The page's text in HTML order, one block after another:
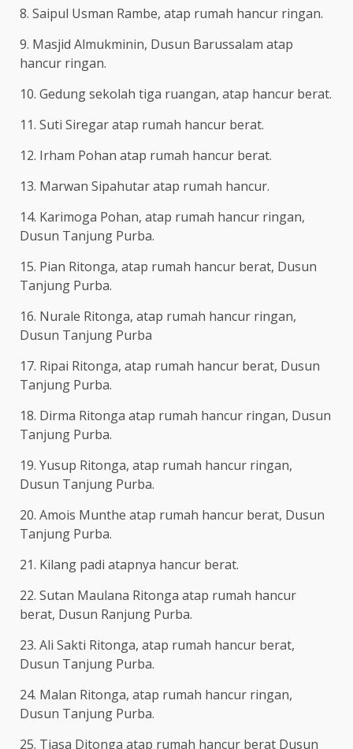
8. Saipul Usman Rambe, atap rumah hancur ringan.
9. Masjid Almukminin, Dusun Barussalam atap
hancur ringan.
10. Gedung sekolah tiga ruangan, atap hancur berat.
11. Suti Siregar atap rumah hancur berat.
12. Irham Pohan atap rumah hancur berat.
13. Marwan Sipahutar atap rumah hancur.
14. Karimoga Pohan, atap rumah hancur ringan,
Dusun Tanjung Purba.
15. Pian Ritonga, atap rumah hancur berat, Dusun
Tanjung Purba.
16. Nurale Ritonga, atap rumah hancur ringan,
Dusun Tanjung Purba
17. Ripai Ritonga, atap rumah hancur berat, Dusun
Tanjung Purba.
18. Dirma Ritonga atap rumah hancur ringan, Dusun
Tanjung Purba.
19. Yusup Ritonga, atap rumah hancur ringan,
Dusun Tanjung Purba.
20. Amois Munthe atap rumah hancur berat, Dusun
Tanjung Purba.
21. Kilang padi atapnya hancur berat.
22. Sutan Maulana Ritonga atap rumah hancur
berat, Dusun Ranjung Purba.
23. Ali Sakti Ritonga, atap rumah hancur berat,
Dusun Tanjung Purba.
24. Malan Ritonga, atap rumah hancur ringan,
Dusun Tanjung Purba.
25. Tiasa Ditonga atap rumah hancur berat Dusun